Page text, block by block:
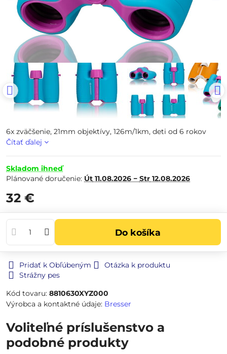
6x zväčšenie, 21mm objektívy, 126m/1km, deti od 6 rokov
Čítať ďalej
Skladom ihneď
Plánované doručenie: Út 11.08.2026 − Str 12.08.2026
32 €
Do košíka
Pridať k Obľúbeným
Otázka k produktu
Strážny pes
Kód tovaru: 8810630XYZ000
Výrobca a kontaktné údaje: Bresser
Voliteľné príslušenstvo a
podobné produkty